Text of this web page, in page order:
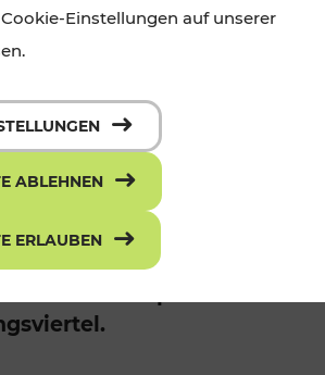
von Linie
Shuttle“ und Stadtbus
alle 10 Minuten eine
Einstellungen auf unserer
ABLEHNEN
ERLAUBEN